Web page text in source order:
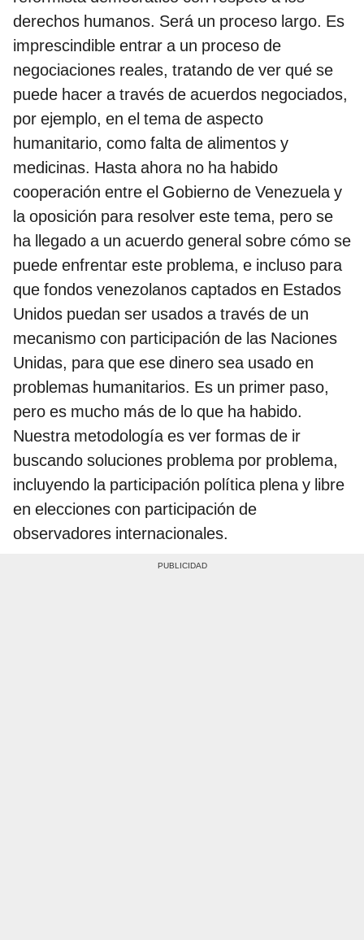
derechos humanos. Será un proceso largo. Es
imprescindible entrar a un proceso de
negociaciones reales, tratando de ver qué se
puede hacer a través de acuerdos negociados,
por ejemplo, en el tema de aspecto
humanitario, como falta de alimentos y
medicinas. Hasta ahora no ha habido
cooperación entre el Gobierno de Venezuela y
la oposición para resolver este tema, pero se
ha llegado a un acuerdo general sobre cómo se
puede enfrentar este problema, e incluso para
que fondos venezolanos captados en Estados
Unidos puedan ser usados a través de un
mecanismo con participación de las Naciones
Unidas, para que ese dinero sea usado en
problemas humanitarios. Es un primer paso,
pero es mucho más de lo que ha habido.
Nuestra metodología es ver formas de ir
buscando soluciones problema por problema,
incluyendo la participación política plena y libre
en elecciones con participación de
observadores internacionales.